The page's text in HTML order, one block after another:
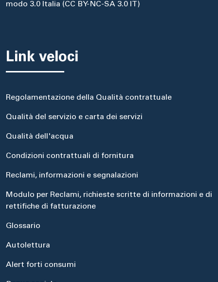
modo 3.0 Italia (CC BY-NC-SA 3.0 IT)
Link veloci
Regolamentazione della Qualità contrattuale
Qualità del servizio e carta dei servizi
Qualità dell'acqua
Condizioni contrattuali di fornitura
Reclami, informazioni e segnalazioni
Modulo per Reclami, richieste scritte di informazioni e di
rettifiche di fatturazione
Glossario
Autolettura
Alert forti consumi